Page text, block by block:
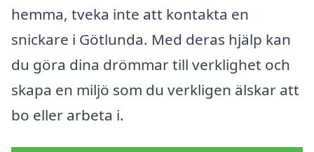
hemma, tveka inte att kontakta en
snickare i Götlunda. Med deras hjälp kan
du göra dina drömmar till verklighet och
skapa en miljö som du verkligen älskar att
bo eller arbeta i.